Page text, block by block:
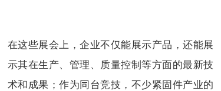
在这些展会上，企业不仅能展示产品，还能展
示其在生产、管理、质量控制等方面的最新技
术和成果；作为同台竞技，不少紧固件产业的